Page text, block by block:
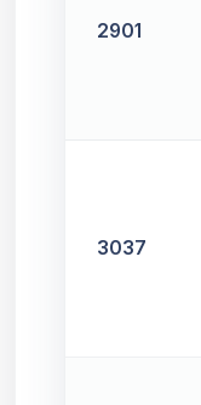
2901
3037